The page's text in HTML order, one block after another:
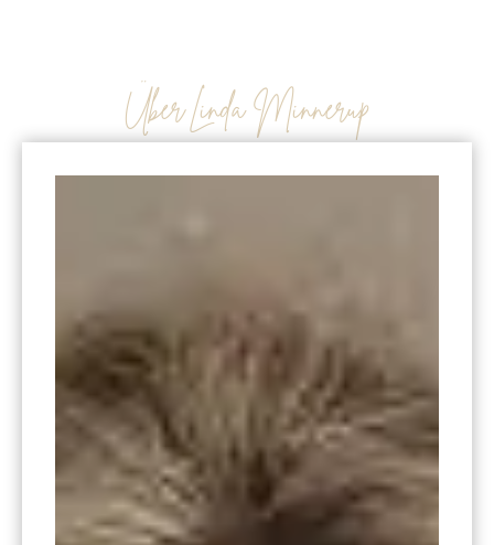
Über Linda Minnerup